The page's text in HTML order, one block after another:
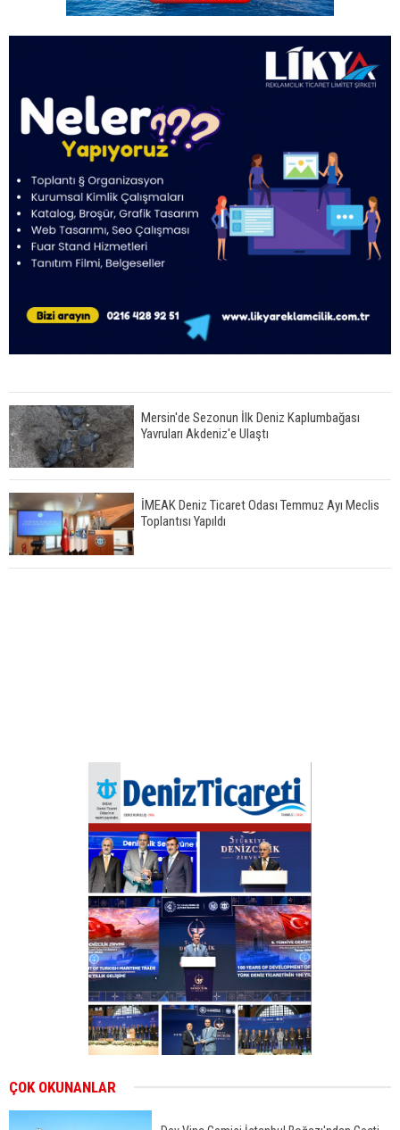
Mersin'de Sezonun İlk Deniz Kaplumbağası
Yavruları Akdeniz'e Ulaştı
İMEAK Deniz Ticaret Odası Temmuz Ayı Meclis
Toplantısı Yapıldı
ÇOK OKUNANLAR